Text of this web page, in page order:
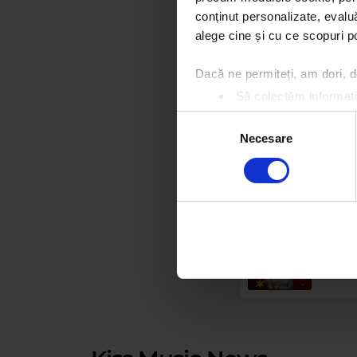
conținut personalizate,
alege cine și cu ce scopuri
Dacă ne permiteți, am dori,
Să colectăm
Să vă identificăm
Găsiți mai multe informații
Vă puteți modifica sau
traficul. De asemenea, le
care folosiți site-ul nostru.
consimțământului
Necesare
SLIM HARPO–I'M A KING BEE